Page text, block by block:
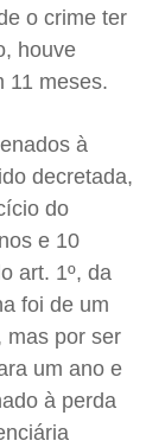
o crime ter
houve
11 meses.
à
decretada,
do
e 10
art. 1º, da
foi de um
mas por ser
um ano e
à perda